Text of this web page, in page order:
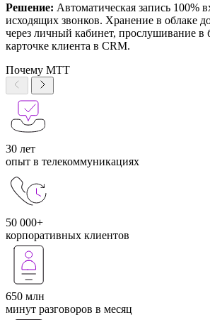
Решение: Автоматическая запись 100%
исходящих звонков. Хранение в облаке
через личный кабинет, прослушивание в
карточке клиента в CRM.
Почему МТТ
30 лет
опыт в телекоммуникациях
50 000+
корпоративных клиентов
650 млн
минут разговоров в месяц